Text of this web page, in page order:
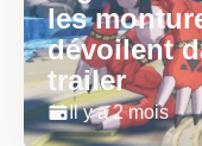
les
dévoilent
trailer
Il y a 2 mois